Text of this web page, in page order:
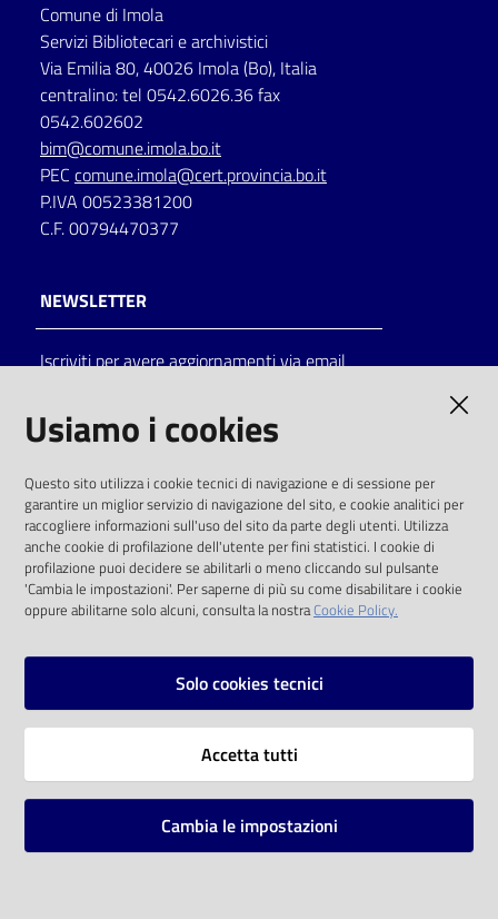
Comune di Imola
Servizi Bibliotecari e archivistici
Via Emilia 80, 40026 Imola (Bo), Italia
centralino: tel 0542.6026.36 fax
0542.602602
bim@comune.imola.bo.it
PEC comune.imola@cert.provincia.bo.it
P.IVA 00523381200
C.F. 00794470377
NEWSLETTER
Iscriviti per avere aggiornamenti via email
solo alle condizioni previste dalla direttiva
comunitaria 2003/98/CE e dal d.lgs. 36/2006
SOCIAL
Instagram
Vai alla pagina
Mappa del sito
Usiamo i cookies
Questo sito utilizza i cookie tecnici di navigazione e di sessione per
garantire un miglior servizio di navigazione del sito, e cookie analitici per
raccogliere informazioni sull'uso del sito da parte degli utenti. Utilizza
anche cookie di profilazione dell'utente per fini statistici. I cookie di
profilazione puoi decidere se abilitarli o meno cliccando sul pulsante
'Cambia le impostazioni'. Per saperne di più su come disabilitare i cookie
oppure abilitarne solo alcuni, consulta la nostraCookie Policy.
Solo cookies tecnici
Accetta tutti
Cambia le impostazioni